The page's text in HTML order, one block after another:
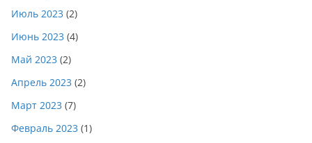
Июль 2023 (2)
Июнь 2023 (4)
Май 2023 (2)
Апрель 2023 (2)
Март 2023 (7)
Февраль 2023 (1)